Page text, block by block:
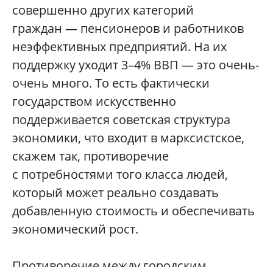
совершенно других категорий
граждан — пенсионеров и работников
неэффективных предприятий. На их
поддержку уходит 3–4% ВВП — это очень-
очень много. То есть фактически
государством искусственно
поддерживается советская структура
экономики, что входит в марксистское,
скажем так, противоречие
с потребностями того класса людей,
который может реально создавать
добавленную стоимость и обеспечивать
экономический рост.